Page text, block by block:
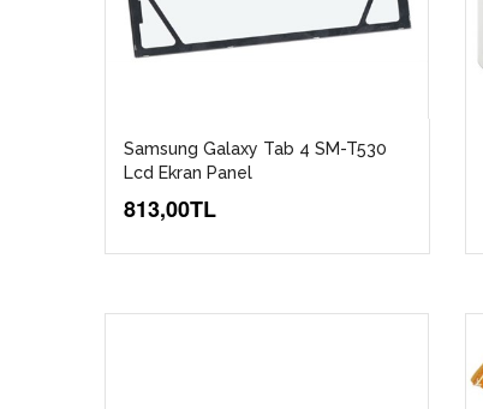
Samsung Galaxy Tab 4 SM-T530
Lcd Ekran Panel
813,00TL